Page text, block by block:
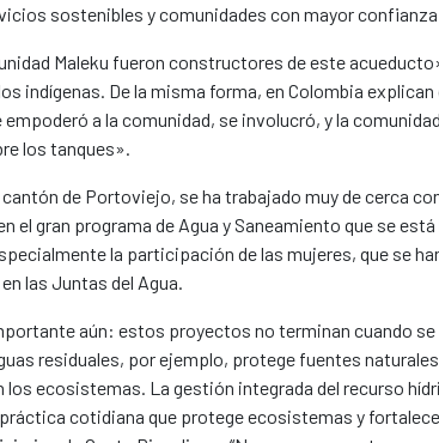
sostenibles y comunidades con mayor confianza
Maleku fueron constructores de este
indígenas. De la misma forma, en Colombia
a la comunidad, se involucró, y la
los tanques».
cantón de Portoviejo, se ha trabajado muy de cerca
el gran programa de Agua y Saneamiento que se
la participación de las mujeres, que se
las Juntas del Agua.
aún: estos proyectos no terminan cuando
residuales, por ejemplo, protege fuentes
los ecosistemas. La gestión integrada del recurso
cotidiana que protege ecosistemas y